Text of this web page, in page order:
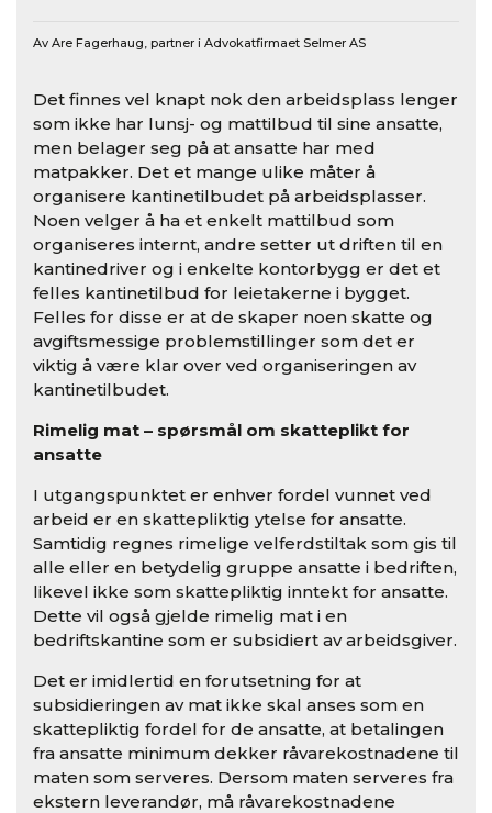
Av Are Fagerhaug, partner i Advokatfirmaet Selmer AS
Det finnes vel knapt nok den arbeidsplass lenger
som ikke har lunsj- og mattilbud til sine ansatte,
men belager seg på at ansatte har med
matpakker. Det et mange ulike måter å
organisere kantinetilbudet på arbeidsplasser.
Noen velger å ha et enkelt mattilbud som
organiseres internt, andre setter ut driften til en
kantinedriver og i enkelte kontorbygg er det et
felles kantinetilbud for leietakerne i bygget.
Felles for disse er at de skaper noen skatte og
avgiftsmessige problemstillinger som det er
viktig å være klar over ved organiseringen av
kantinetilbudet.
Rimelig mat – spørsmål om skatteplikt for
ansatte
I utgangspunktet er enhver fordel vunnet ved
arbeid er en skattepliktig ytelse for ansatte.
Samtidig regnes rimelige velferdstiltak som gis til
alle eller en betydelig gruppe ansatte i bedriften,
likevel ikke som skattepliktig inntekt for ansatte.
Dette vil også gjelde rimelig mat i en
bedriftskantine som er subsidiert av arbeidsgiver.
Det er imidlertid en forutsetning for at
subsidieringen av mat ikke skal anses som en
skattepliktig fordel for de ansatte, at betalingen
fra ansatte minimum dekker råvarekostnadene til
maten som serveres. Dersom maten serveres fra
ekstern leverandør, må råvarekostnadene